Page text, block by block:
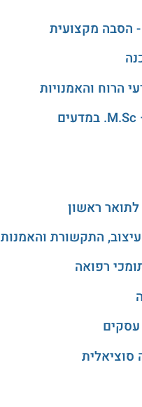
הסבה מקצועית
ראשון
התקשורת והאמנות
רפואה
סוציאלית